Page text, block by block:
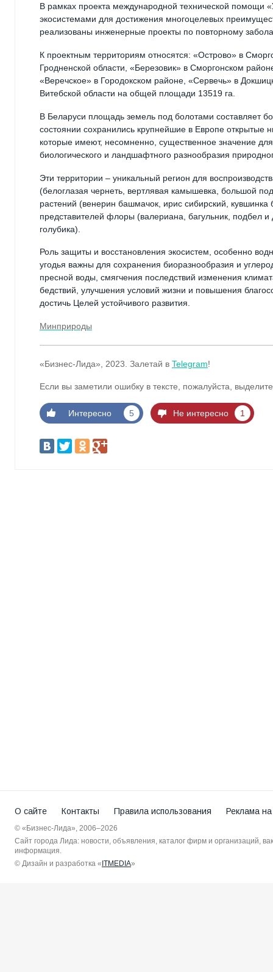
В рамках проекта международной технической помощи
экосистемами для достижения многоцелевых
реализованы инженерные проекты по повторному
К проектным территориям относятся: «Острово» в
Гродненской области, «Березовик» в Сморгонском
«Веречское» в Городокском районе, «Сервечь» в
Витебской области на общей площади 13519 га.
В Беларуси площадь земель под болотами составляет
состоянии сохранились крупнейшие в Европе
которые имеют, несомненно, существенное значение
биологического и ландшафтного разнообразия
Эти территории – уникальный регион для
(белоглазая чернеть, вертлявая камышевка, большой
растений (венерин башмачок, ирис сибирский,
представителей флоры (валериана, багульник, подбел
голубика).
Роль защиты и восстановления экосистем, особенно
угодья важны для сохранения биоразнообразия и
пресной воды, смягчения последствий изменения
бедствий, улучшения условий жизни и повышения
достичь Целей устойчивого развития.
Минприроды
«Бизнес-Лида», 2023. Залетай в Telegram!
Если вы заметили ошибку в тексте, пожалуйста,
Интересно 5 Не интересно 1
О сайте Контакты Правила использования Реклама
© «Бизнес-Лида», 2006–2026
Сайт города Лида: новости, объявления, каталог фирм и организаций,
информация.
© Дизайн и разработка «ITMEDIA»